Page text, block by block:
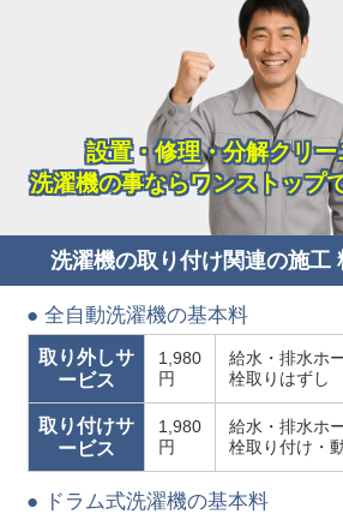
設置・修理・分解クリ
洗濯機の事ならワンストップ
洗濯機の取り付け関連の施工
● 全自動洗濯機の基本料
取り外しサ
ービス
1,980
円
給水・排水ホ
栓取りはずし
取り付けサ
ービス
1,980
円
給水・排水ホ
栓取り付け・
● ドラム式洗濯機の基本料